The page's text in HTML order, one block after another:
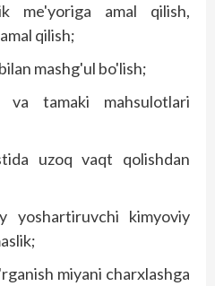
me'yoriga amal qilish,
qilish;
mashg'ul bo'lish;
tamaki mahsulotlari
uzoq vaqt qolishdan
yoshartiruvchi kimyoviy
miyani charxlashga